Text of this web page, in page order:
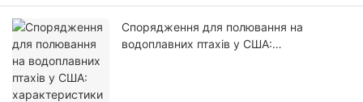
Спорядження для полювання на
водоплавних птахів у США: